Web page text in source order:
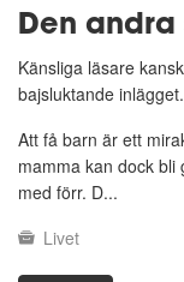
Den
Känsliga läsare
bajsluktande
Att få barn är ett
mamma kan dock
med förr. D...
Livet